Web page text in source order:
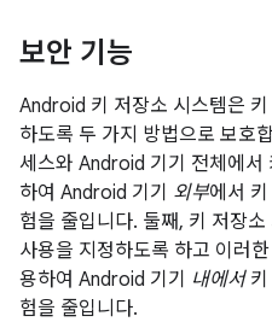
보안 기능
Android 키 저장소 시스템은
하도록 두 가지 방법으로 보호
세스와 Android 기기 전체에서
하여 Android 기기 외부에서
험을 줄입니다. 둘째, 키 저장
사용을 지정하도록 하고 이러
용하여 Android 기기 내에서키
험을 줄입니다.